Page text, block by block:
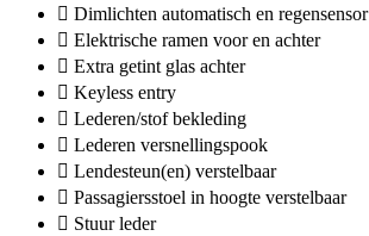
Dimlichten automatisch en regensensor
Elektrische ramen voor en achter
Extra getint glas achter
Keyless entry
Lederen/stof bekleding
Lederen versnellingspook
Lendesteun(en) verstelbaar
Passagiersstoel in hoogte verstelbaar
Stuur leder